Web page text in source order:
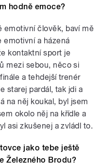
hodně emoce?
emotivní člověk, baví mě
emotivní a házená
kontaktní sport je
mezi sebou, něco si
a tehdejší trenér
starej pardál, tak jdi a
na něj koukal, byl jsem
okolo něj na křídle a
asi zkušenej a zvládl to.
jako tebe ještě
Železného Brodu?